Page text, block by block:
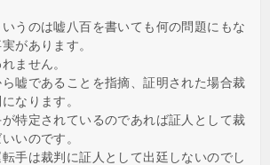
うのは嘘八百を書いても何の問題にもな
があります。
ません。
嘘であることを指摘、証明された場合裁
なります。
特定されているのであれば証人として裁
いのです。
手は裁判に証人として出廷しないのでし